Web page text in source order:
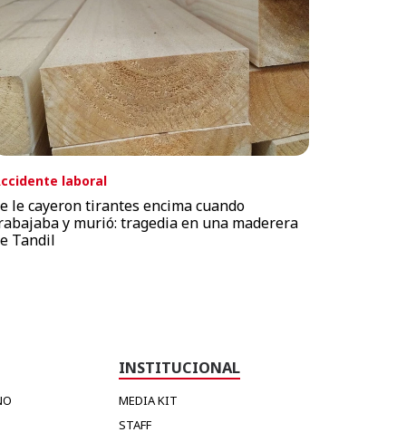
laboral
le cayeron tirantes encima cuando
y murió: tragedia en una maderera
Tandil
INSTITUCIONAL
MEDIA KIT
STAFF